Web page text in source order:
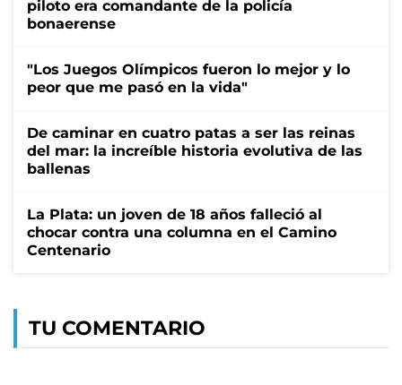
piloto era comandante de la policía
bonaerense
"Los Juegos Olímpicos fueron lo mejor y lo
peor que me pasó en la vida"
De caminar en cuatro patas a ser las reinas
del mar: la increíble historia evolutiva de las
ballenas
La Plata: un joven de 18 años falleció al
chocar contra una columna en el Camino
Centenario
TU COMENTARIO